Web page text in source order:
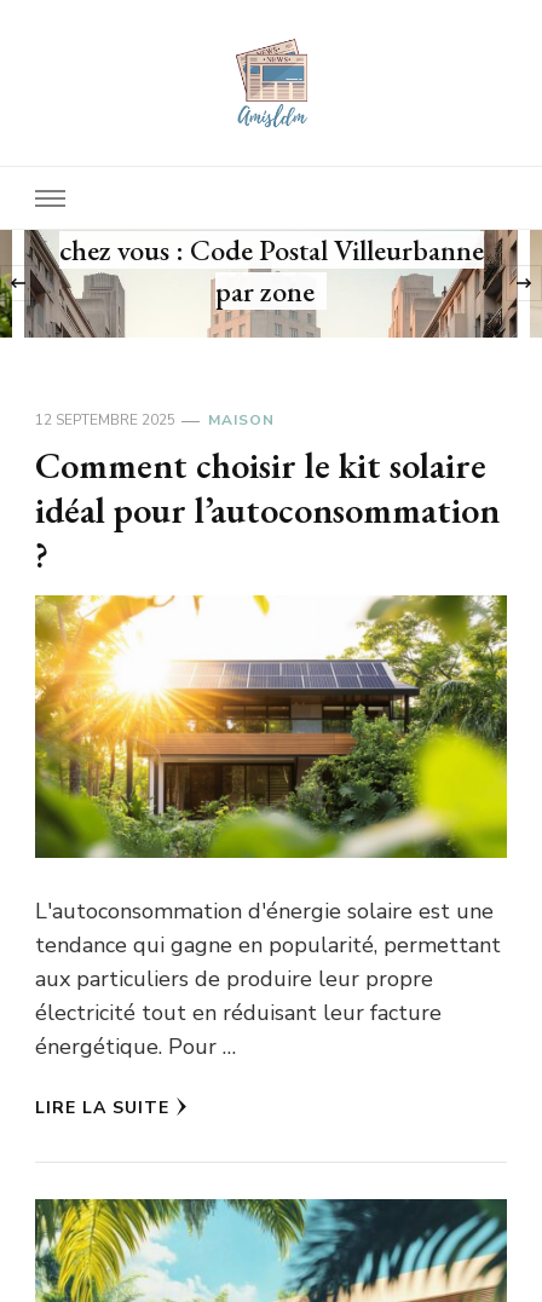
espaces de loisirs près de
Code Postal Villeurbanne
par zone
congrès en
12 SEPTEMBRE 2025 MAISON
Comment choisir le kit solaire
idéal pour l’autoconsommation
?
L'autoconsommation d'énergie solaire est une
tendance qui gagne en popularité, permettant
aux particuliers de produire leur propre
électricité tout en réduisant leur facture
énergétique. Pour …
LIRE LA SUITE